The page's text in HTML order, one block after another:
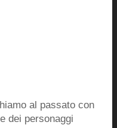
al passato con
dei personaggi